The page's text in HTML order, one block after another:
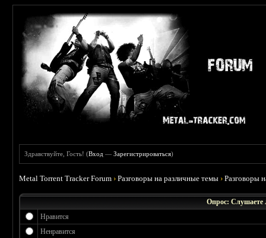
Здравствуйте, Гость! (Вход —Зарегистрироваться)
Metal Torrent Tracker Forum ›Разговоры на различные темы ›Разговоры
Опрос: Слушаете
Нравится
Ненравится